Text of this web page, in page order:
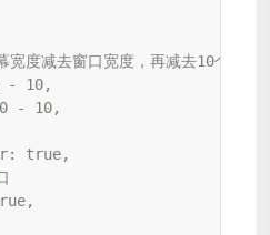
度减去窗口宽度，再减去10个像素
- 10,
- 10,
true,